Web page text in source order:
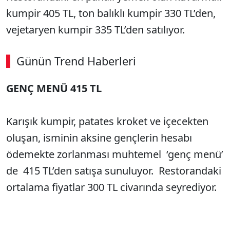
kumpir 405 TL, ton balıklı kumpir 330 TL’den,
vejetaryen kumpir 335 TL’den satılıyor.
Günün Trend Haberleri
00:02 / 08:15
GENÇ MENÜ 415 TL
Karışık kumpir, patates kroket ve içecekten
oluşan, isminin aksine gençlerin hesabı
ödemekte zorlanması muhtemel ‘genç menü’
de 415 TL’den satışa sunuluyor. Restorandaki
ortalama fiyatlar 300 TL civarında seyrediyor.